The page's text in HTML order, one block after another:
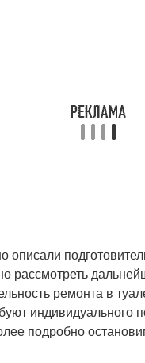
описали
рассмотреть
ремонта в
индивидуального
подробно